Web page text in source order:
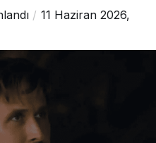
11 Haziran 2026,